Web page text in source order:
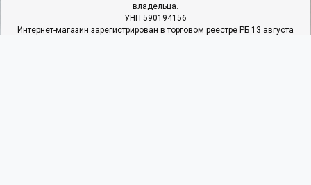
владельца.
УНП 590194156
Интернет-магазин зарегистрирован в торговом реестре РБ 13 августа